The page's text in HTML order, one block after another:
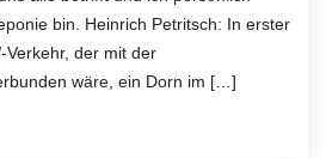
bin. Heinrich Petritsch: In erster
Verkehr, der mit der
wäre, ein Dorn im […]